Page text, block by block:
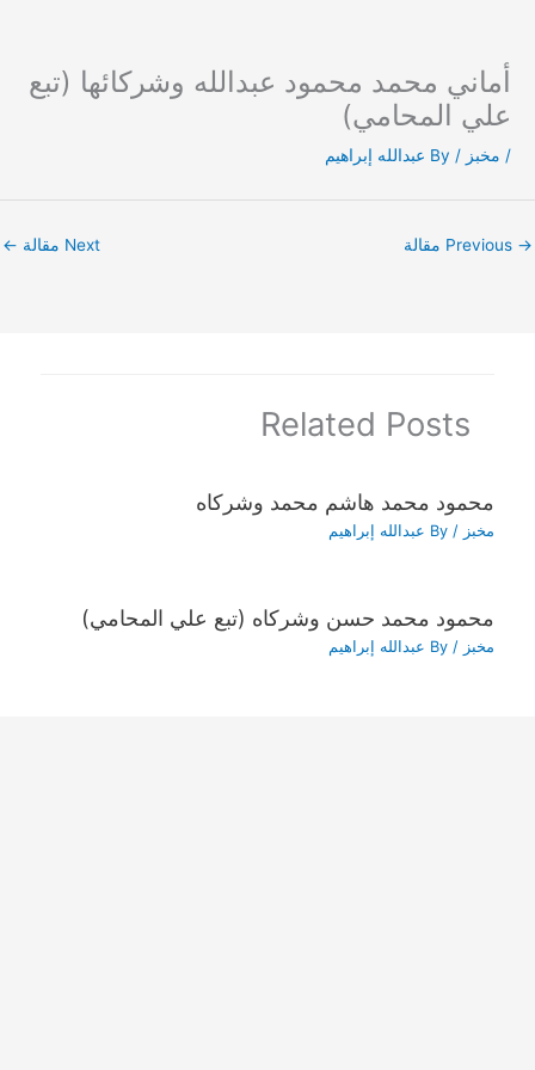
content
أماني محمد محمود عبدالله وشركائها (تبع
علي المحامي)
/ مخبز / By عبدالله إبراهيم
→ Next مقالة ←
Related Posts
محمود محمد هاشم محمد وشركاه
مخبز / By عبدالله إبراهيم
محمود محمد حسن وشركاه (تبع علي المحامي)
مخبز / By عبدالله إبراهيم